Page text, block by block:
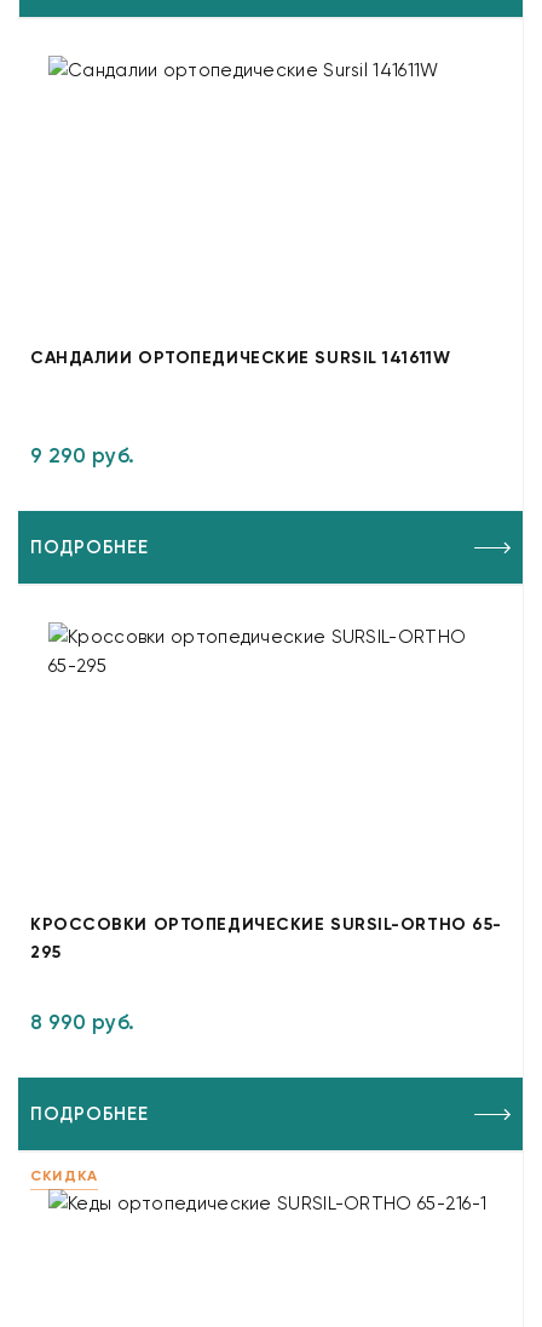
САНДАЛИИ ОРТОПЕДИЧЕСКИЕ SURSIL 141611W
9 290 руб.
ПОДРОБНЕЕ
КРОССОВКИ ОРТОПЕДИЧЕСКИЕ SURSIL-ORTHO 65-
295
8 990 руб.
ПОДРОБНЕЕ
СКИДКА